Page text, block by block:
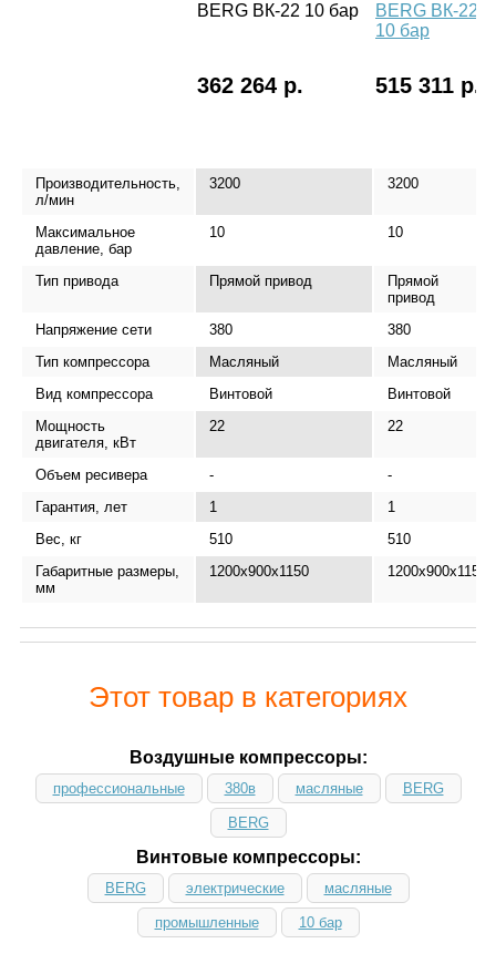
BERG ВК-22 10 бар
BERG ВК-22-Е
10 бар
362 264 р. 515 311 р.
Производительность,
л/мин
3200 3200
Максимальное
давление, бар
10 10
Тип привода Прямой привод
Прямой
привод
Напряжение сети
380
380
Тип компрессора
Масляный
Масляный
Вид компрессора
Винтовой
Винтовой
Мощность
двигателя, кВт
22 22
Объем ресивера -
-
Гарантия, лет
1
1
Вес, кг
510
510
Габаритные размеры,
мм
1200x900x1150 1200x900x1150
Этот товар в категориях
Воздушные компрессоры:
профессиональные 380в масляные BERG
BERG
Винтовые компрессоры:
BERG электрические масляные
промышленные 10 бар